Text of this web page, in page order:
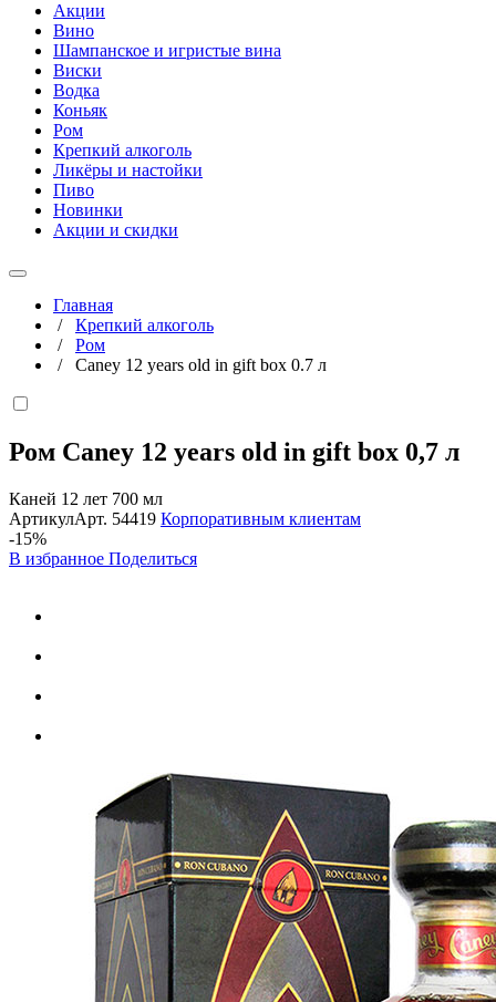
Акции
Вино
Шампанское и игристые вина
Виски
Водка
Коньяк
Ром
Крепкий алкоголь
Ликёры и настойки
Пиво
Новинки
Акции и скидки
Главная
/ Крепкий алкоголь
/ Ром
/ Caney 12 years old in gift box 0.7 л
Ром Caney 12 years old in gift box 0,7 л
Каней 12 лет 700 мл
АртикулАрт. 54419 Корпоративным клиентам
-15%
В избранное Поделиться